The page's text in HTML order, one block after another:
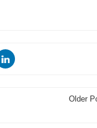
Older